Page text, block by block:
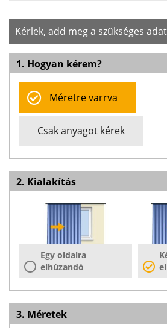
Kérlek, add meg a szükséges
1. Hogyan kérem?
Méretre varrva
Csak anyagot kérek
2. Kialakítás
Egy oldalra
elhúzandó
3. Méretek